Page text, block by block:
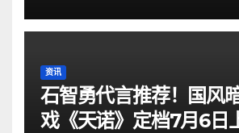
资讯
石智勇代言推荐！国风
戏《天诺》定档7月6日